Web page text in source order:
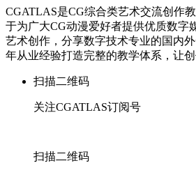
CGATLAS是CG综合类艺术交流创作
于为广大CG动漫爱好者提供优质数字
艺术创作，分享数字技术专业的国内
年从业经验打造完整的教学体系，让创
扫描二维码
关注CGATLAS订阅号
扫描二维码